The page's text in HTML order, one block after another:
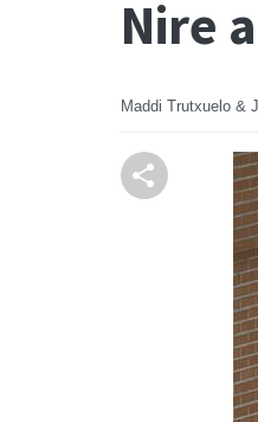
Nire
Maddi Trutxuelo &